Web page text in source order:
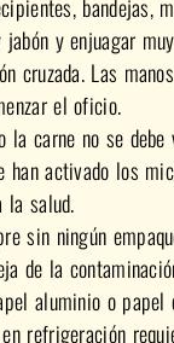
bandejas,
y enjuagar
cruzada. Las
el oficio.
la carne no se debe
han activado los
la salud.
sin ningún
de la
aluminio o papel
refrigeración